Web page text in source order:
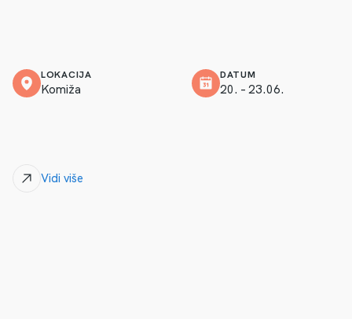
LOKACIJA
Komiža
DATUM
20. – 23.06.
Vidi više